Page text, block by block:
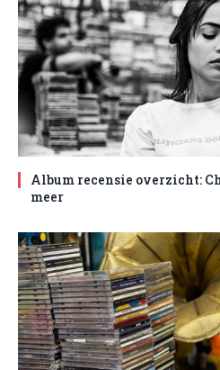
Album recensie overzicht:
meer